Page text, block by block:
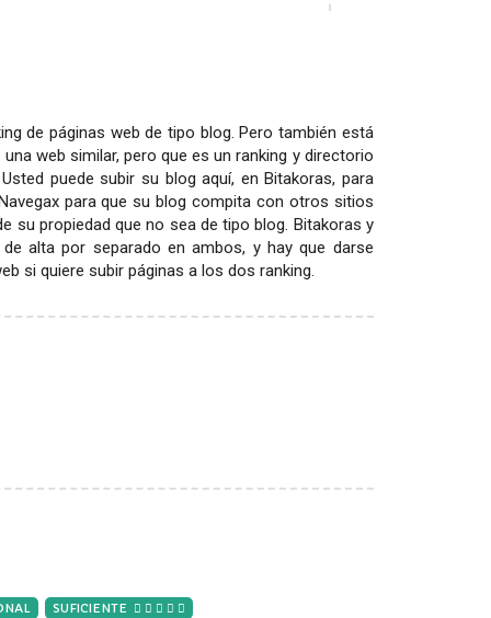
de páginas web de tipo blog. Pero también está
una web similar, pero que es un ranking y directorio
puede subir su blog aquí, en Bitakoras, para
para que su blog compita con otros sitios
su propiedad que no sea de tipo blog. Bitakoras y
alta por separado en ambos, y hay que darse
si quiere subir páginas a los dos ranking.
SUFICIENTE